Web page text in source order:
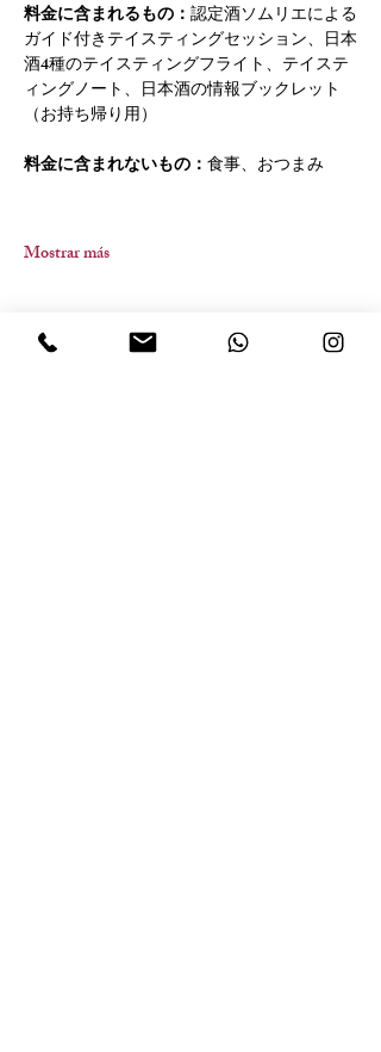
料金に含まれるもの： 認定酒ソムリエによる
ガイド付きテイスティングセッション、日本
酒4種のテイスティングフライト、テイステ
ィングノート、日本酒の情報ブックレット
（お持ち帰り用）
料金に含まれないもの： 食事、おつまみ
Mostrar más